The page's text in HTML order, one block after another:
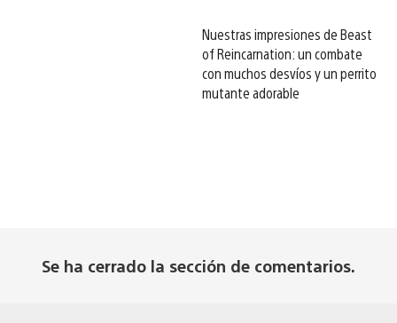
Nuestras impresiones de Beast
of Reincarnation: un combate
con muchos desvíos y un perrito
mutante adorable
Se ha cerrado la sección de comentarios.